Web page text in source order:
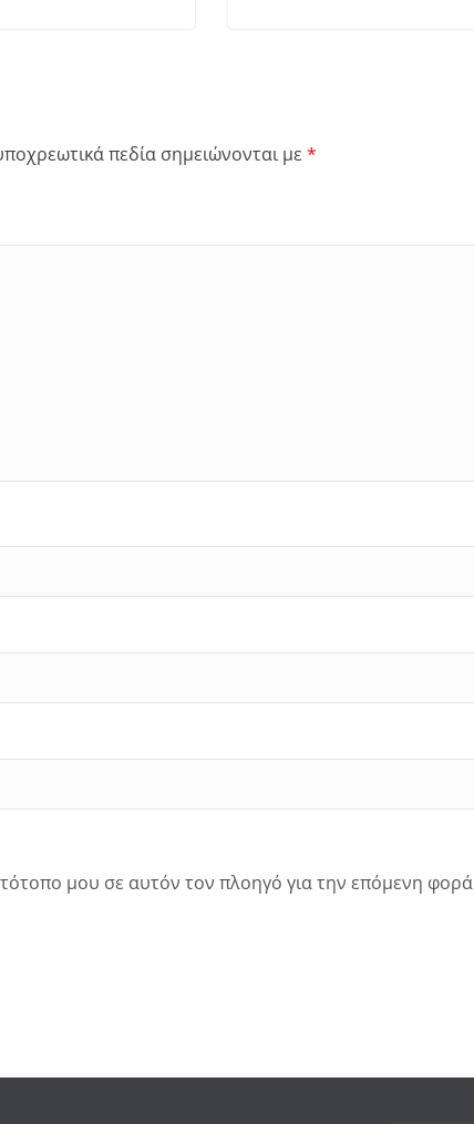
πεδία σημειώνονται με *
μου σε αυτόν τον πλοηγό για την επόμενη φορά